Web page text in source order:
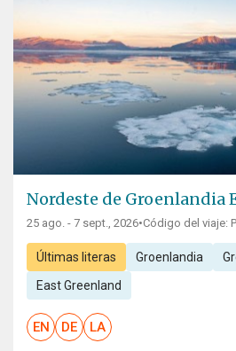
Nordeste de Groenlandia
25 ago. - 7 sept., 2026•Código del viaje:
Últimas literas Groenlandia
East Greenland
EN DE LA